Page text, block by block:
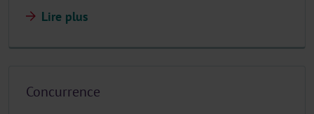
Lire plus
Concurrence